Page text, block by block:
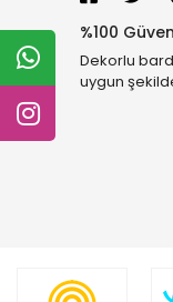
%100
Dekorlu
uygun